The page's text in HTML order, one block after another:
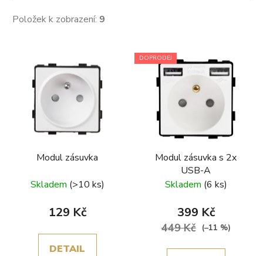
Položek k zobrazení: 9
Modul zásuvka
Skladem (>10 ks)
129 Kč
DETAIL
DOPRODEJ
Modul zásuvka s 2x
USB-A
Skladem (6 ks)
399 Kč
449 Kč (–11 %)